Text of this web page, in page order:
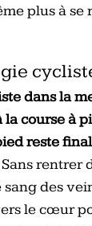
plus à se
dans la
course à
reste
rentrer
des
le cœur